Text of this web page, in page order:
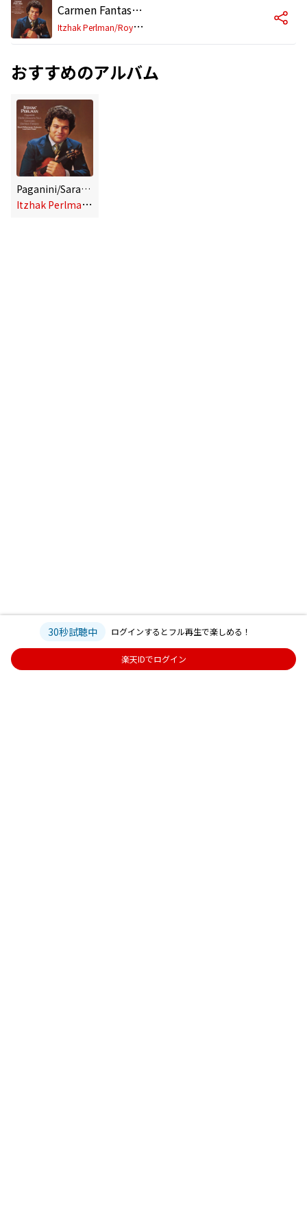
Carmen Fantasy, Op. 25
I
tzhak Perlman/Royal Philharmonic Orchestra/Lawrence Foster
おすすめのアルバム
Paganini/Sarasate - Violin Works
I
tzhak Perlman/Royal Philharmonic Orchestra/Lawrence Foster
30秒試聴中 ログインするとフル再生で楽しめる！
楽天IDでログイン